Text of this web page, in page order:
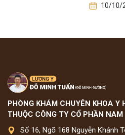
10/10/
PHÒNG KHÁM CHUYÊN KHOA Y
THUỘC CÔNG TY CỔ PHẦN
Số 16, Ngõ 168 Nguyễn Khánh